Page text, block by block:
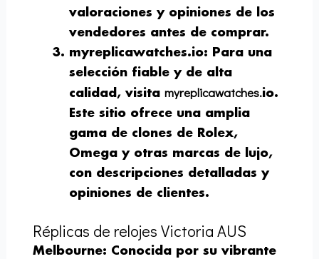
valoraciones y opiniones de los
vendedores antes de comprar.
myreplicawatches.io: Para una
selección fiable y de alta
calidad, visitamyreplicawatches.io.
Este sitio ofrece una amplia
gama de clones de Rolex,
Omega y otras marcas de lujo,
con descripciones detalladas y
opiniones de clientes.
Réplicas de relojes Victoria AUS
Melbourne: Conocida por su vibrante